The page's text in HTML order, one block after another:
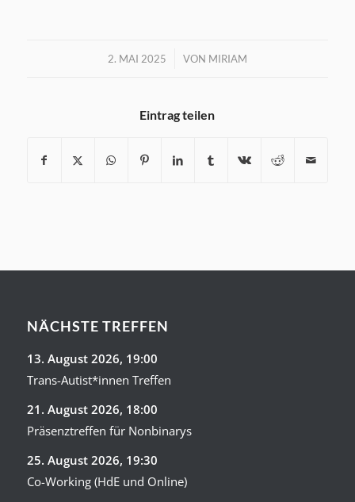
2. MAI 2025
/ VON MIRIAM
Eintrag teilen
NÄCHSTE TREFFEN
13. August 2026, 19:00
Trans-Autist*innen Treffen
21. August 2026, 18:00
Präsenztreffen für Nonbinarys
25. August 2026, 19:30
Co-Working (HdE und Online)